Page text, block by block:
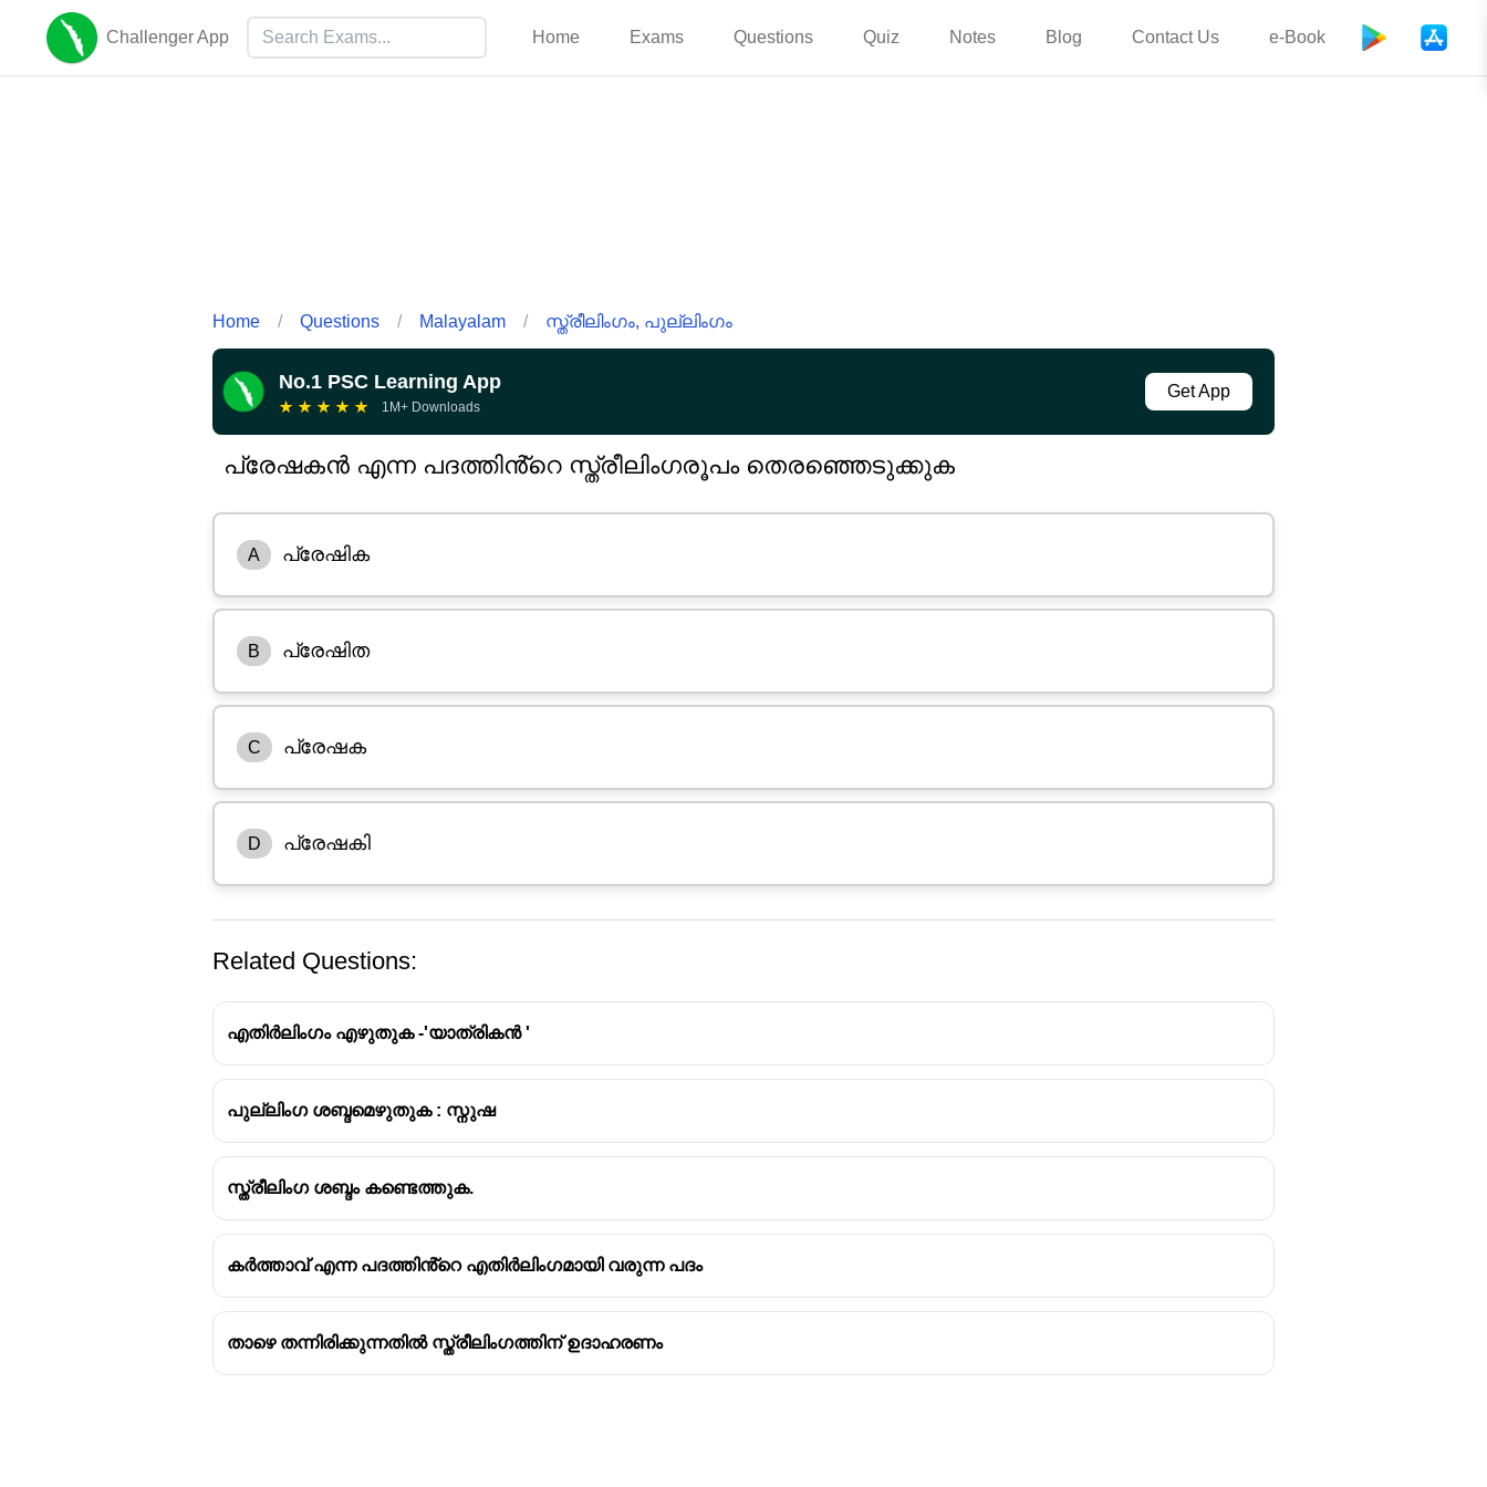
Challenger App Home Exams Questions Quiz Notes Blog Contact Us e-Book
Home / Questions / Malayalam / സ്ത്രീലിംഗം, പുല്ലിംഗം
No.1 PSC Learning App
★ ★ ★ ★ ★ 1M+ Downloads
Get App
പ്രേഷകൻ എന്ന പദത്തിൻ്റെ സ്ത്രീലിംഗരൂപം തെരഞ്ഞെടുക്കുക
A പ്രേഷിക
B പ്രേഷിത
C പ്രേഷക
D പ്രേഷകി
പുല്ലിംഗവും സ്ത്രീലിംഗവും
കാടൻ - കാടത്തി
കാര്യസ്ഥൻ - കാര്യസ്ഥ
നേതാവ് - നേത്രി
Related Questions:
എതിർലിംഗം എഴുതുക -'യാത്രികൻ '
പുല്ലിംഗ ശബ്ദമെഴുതുക : സ്നുഷ
സ്ത്രീലിംഗ ശബ്ദം കണ്ടെത്തുക.
കർത്താവ് എന്ന പദത്തിൻ്റെ എതിർലിംഗമായി വരുന്ന പദം
താഴെ തന്നിരിക്കുന്നതിൽ സ്ത്രീലിംഗത്തിന് ഉദാഹരണം